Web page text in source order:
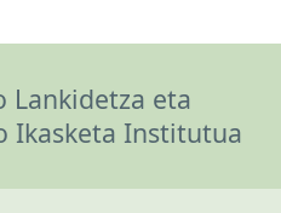
Lankidetza eta
Ikasketa Institutua